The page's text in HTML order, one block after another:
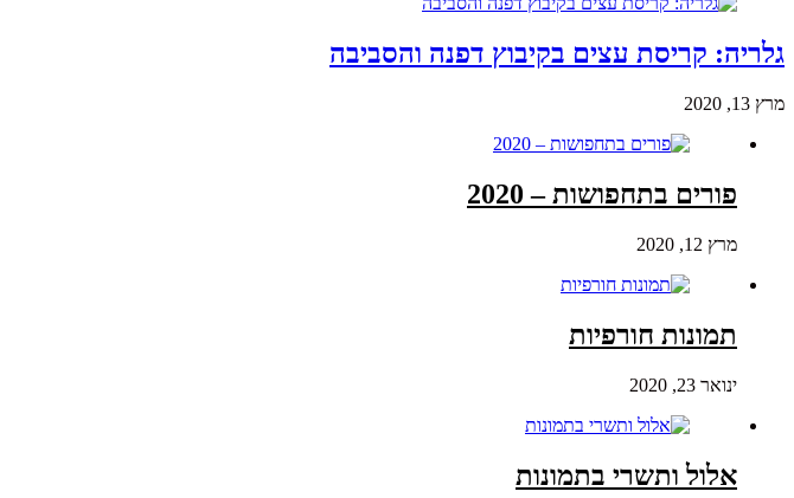
גלריה: קריסת עצים בקיבוץ דפנה והסביבה
מרץ 13, 2020
פורים בתחפושות – 2020
מרץ 12, 2020
תמונות חורפיות
ינואר 23, 2020
אלול ותשרי בתמונות